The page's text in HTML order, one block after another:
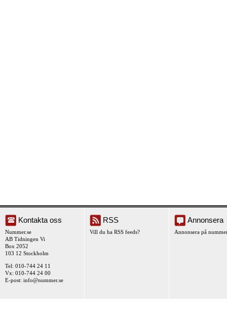
Kontakta oss
Nummer.se
AB Tidningen Vi
Box 2052
103 12 Stockholm
Tel: 010-744 24 11
Vx: 010-744 24 00
E-post: info@nummer.se
RSS
Vill du ha RSS feeds?
Annonsera
Annonsera på